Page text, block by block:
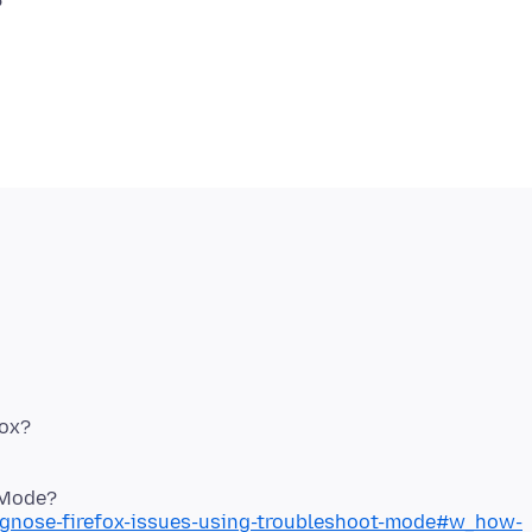
firefox-issues-using-troubleshoot-mode#w_how-